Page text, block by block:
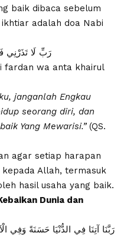
baik dibaca sebelum
adalah doa Nabi
رَبِّ لَا تَذَرْنِي
fardan wa anta khairul
janganlah Engkau
seorang diri, dan
Yang Mewarisi.”(QS.
agar setiap harapan
kepada Allah, termasuk
hasil usaha yang baik.
Dunia dan
رَبَّنَا آتِنَا فِي الدُّنْيَا حَسَنَةً وَفِي